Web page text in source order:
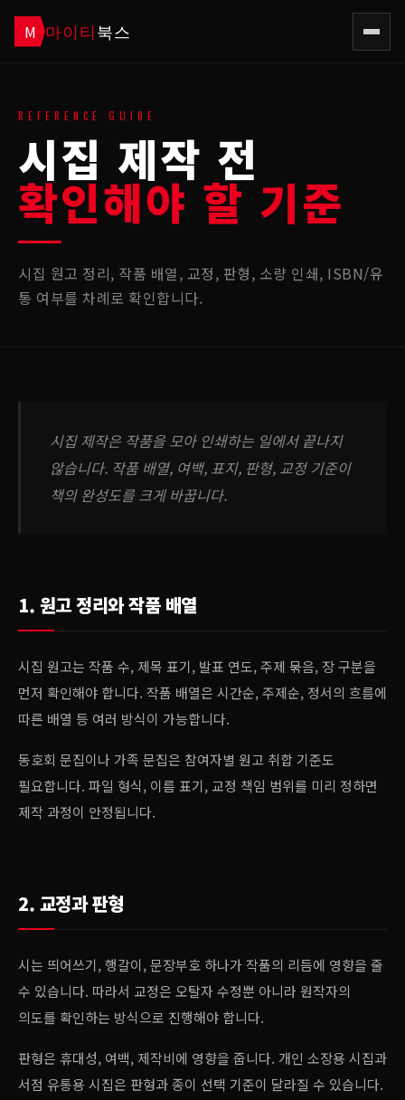
M 마이티북스
REFERENCE GUIDE
시집 제작 전
확인해야 할 기준
시집 원고 정리, 작품 배열, 교정, 판형, 소량 인쇄, ISBN/유
통 여부를 차례로 확인합니다.
시집 제작은 작품을 모아 인쇄하는 일에서 끝나지
않습니다. 작품 배열, 여백, 표지, 판형, 교정 기준이
책의 완성도를 크게 바꿉니다.
1. 원고 정리와 작품 배열
시집 원고는 작품 수, 제목 표기, 발표 연도, 주제 묶음, 장 구분을
먼저 확인해야 합니다. 작품 배열은 시간순, 주제순, 정서의 흐름에
따른 배열 등 여러 방식이 가능합니다.
동호회 문집이나 가족 문집은 참여자별 원고 취합 기준도
필요합니다. 파일 형식, 이름 표기, 교정 책임 범위를 미리 정하면
제작 과정이 안정됩니다.
2. 교정과 판형
시는 띄어쓰기, 행갈이, 문장부호 하나가 작품의 리듬에 영향을 줄
수 있습니다. 따라서 교정은 오탈자 수정뿐 아니라 원작자의
의도를 확인하는 방식으로 진행해야 합니다.
판형은 휴대성, 여백, 제작비에 영향을 줍니다. 개인 소장용 시집과
서점 유통용 시집은 판형과 종이 선택 기준이 달라질 수 있습니다.